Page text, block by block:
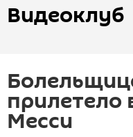
Видеоклуб
прилетело
Месси